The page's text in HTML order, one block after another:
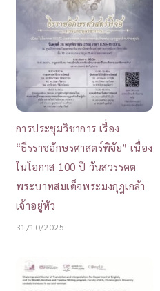
การประชุมวิชาการ เรื่อง
“ธีรราชอักษรศาสตร์พิจัย” เนื่อง
ในโอกาส 100 ปี วันสวรรคต
พระบาทสมเด็จพระมงกุฎเกล้า
เจ้าอยู่หัว
31/10/2025